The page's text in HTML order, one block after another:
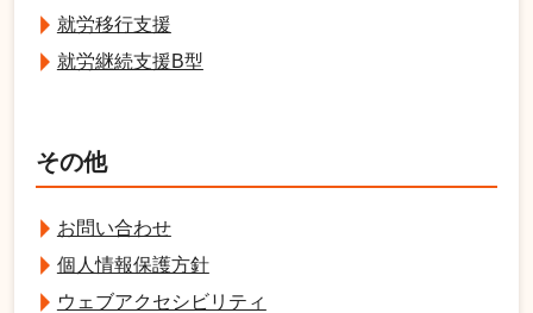
就労移行支援
就労継続支援B型
その他
お問い合わせ
個人情報保護方針
ウェブアクセシビリティ